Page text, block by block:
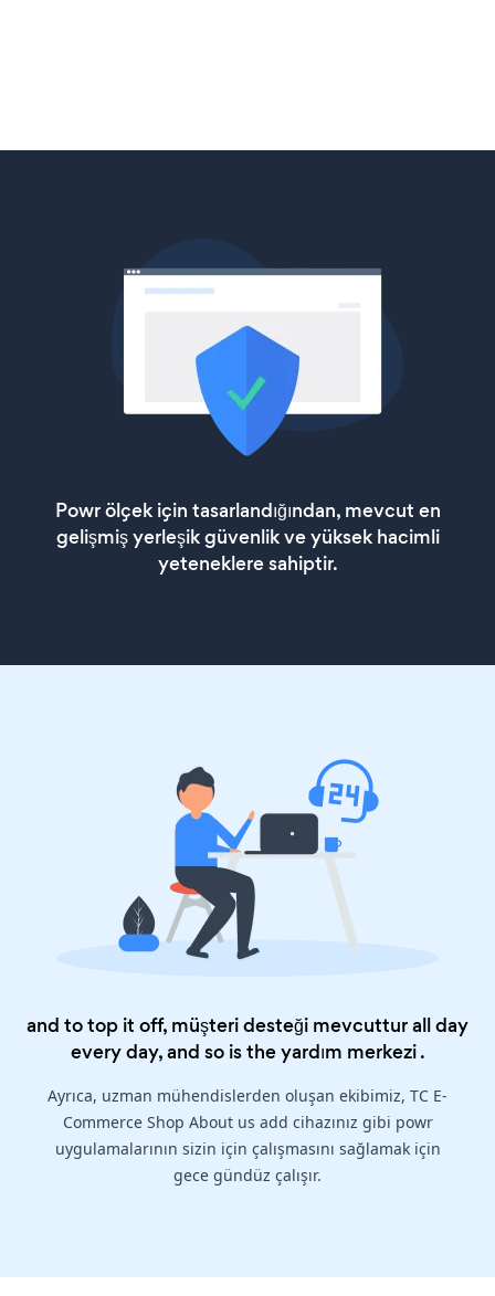
Powr ölçek için tasarlandığından, mevcut en
gelişmiş yerleşik güvenlik ve yüksek hacimli
yeteneklere sahiptir.
and to top it off, müşteri desteği mevcuttur all day
every day, and so is theyardım merkezi.
Ayrıca, uzman mühendislerden oluşan ekibimiz, TC E-
Commerce Shop About us add cihazınız gibi powr
uygulamalarının sizin için çalışmasını sağlamak için
gece gündüz çalışır.